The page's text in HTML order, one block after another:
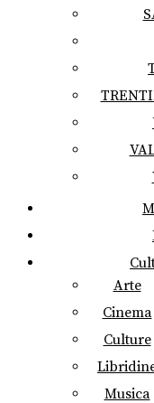
Arte
Cinema
Culture
Musica